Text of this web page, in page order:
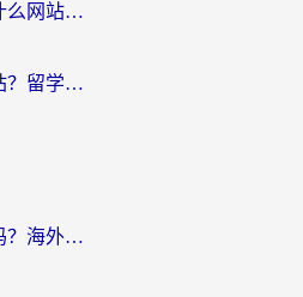
海外看国内电视直播用什么网站比较好？一篇解决你所有追剧难题的实用指南
在国外如何打开中国网站？留学生与海外华人的无缝访问指南
雷霆加速下载免费靠谱吗？海外党选回国加速器的避坑指南（附热门工具对比）